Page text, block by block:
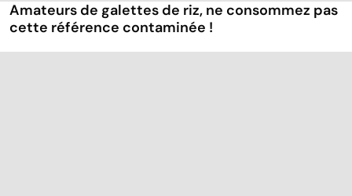
Amateurs de galettes de riz, ne consommez pas
cette référence contaminée !